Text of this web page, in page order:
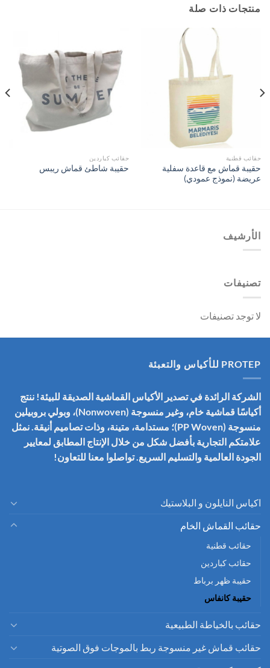
منتجات ذات صلة
حقائب قطنية
حقيبة قماش مع قاعدة سفلية
عريضة (نموذج عمودي)
حقائب كباردين
حقيبة شاطئ قماش ريبس
الأرشيف
تصنيفات
لا توجد تصنيفات
PROTEP للأكياس والتعبئة
الشركة الرائدة في تصدير الأكياس القماشية الصديقة للبيئة! ننتج
أكياسًا قماشية خام، وغير منسوجة (Nonwoven)، وبولي بروبيلين
منسوجة (PP Woven)؛ مستدامة، متينة، وذات تصاميم أنيقة. نمثل
علامتكم التجارية بأفضل شكل من خلال الإنتاج المطابق لمعايير
الجودة العالمية والتسليم السريع. تواصلوا معنا للتعاون!
اكياس النايلون و البلاستيك
حقائب القماش الخام
حقائب قطنية
حقائب كباردين
حقيبة ظهر برباط
حقيبة كانفاس
حقائب بالخياطة الطبيعية
حقائب قماش غير منسوجة ربط بالموجات فوق الصوتية